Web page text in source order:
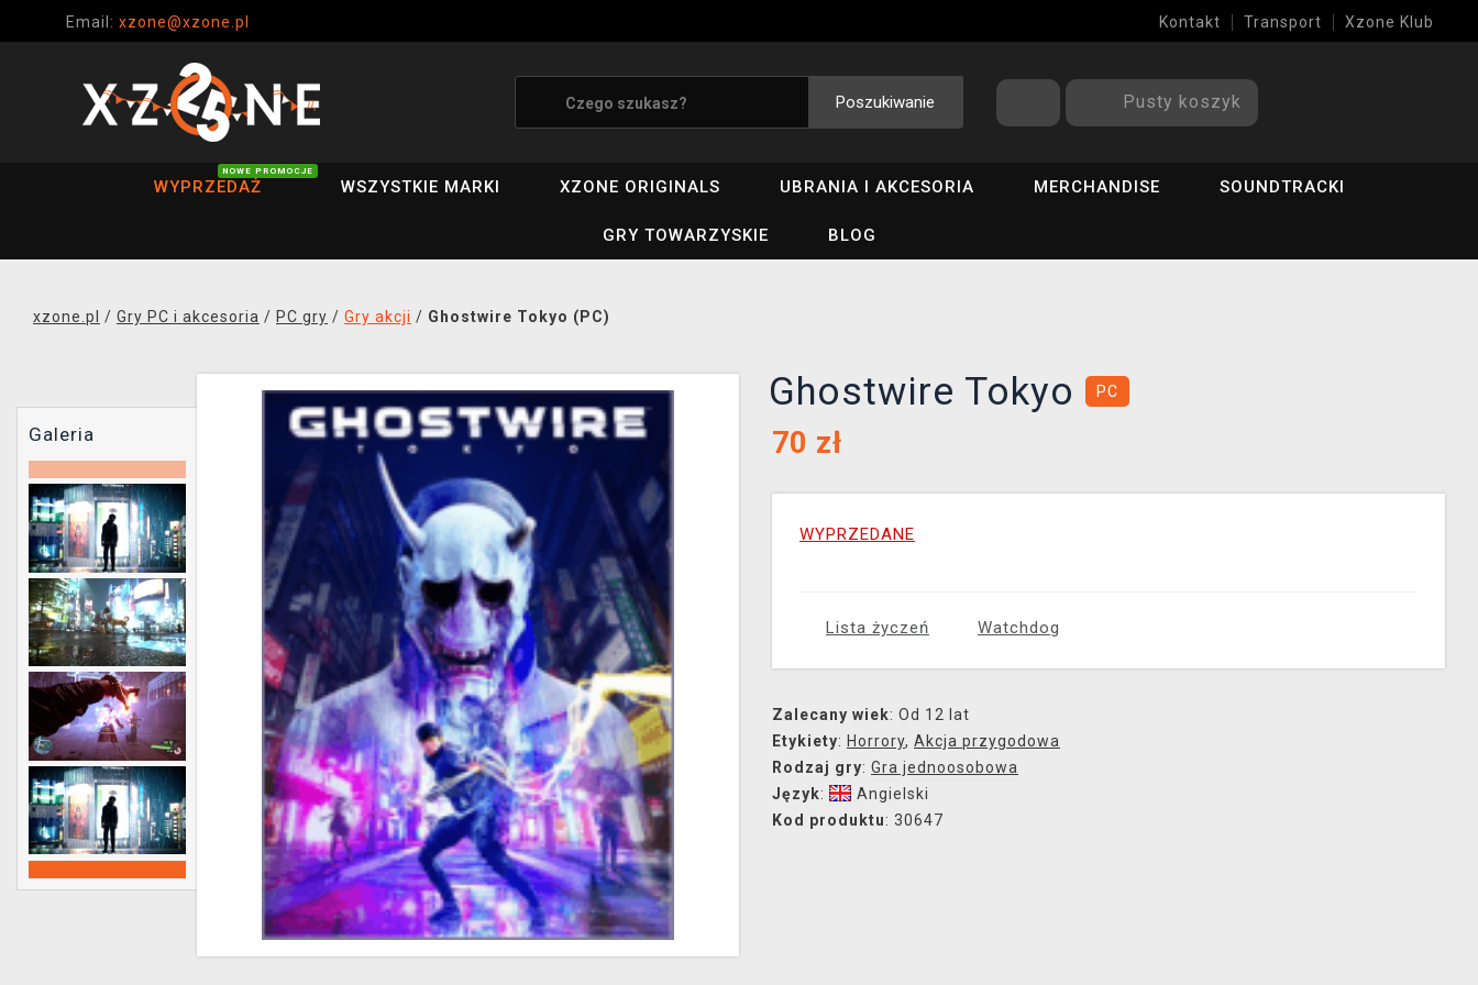
Email: xzone@xzone.pl Kontakt Transport Xzone Klub
Poszukiwanie Pusty koszyk
WYPRZEDAŻ
NOWE PROMOCJE
WSZYSTKIE MARKI XZONE ORIGINALS UBRANIA I AKCESORIA MERCHANDISE SOUNDTRACKI
GRY TOWARZYSKIE BLOG
xzone.pl / Gry PC i akcesoria / PC gry / Gry akcji / Ghostwire Tokyo (PC)
Galeria
Ghostwire Tokyo PC
70 zł
WYPRZEDANE
Lista życzeń Watchdog
Zalecany wiek: Od 12 lat
Etykiety: Horrory, Akcja przygodowa
Rodzaj gry: Gra jednoosobowa
Język:
Angielski
Kod produktu: 30647